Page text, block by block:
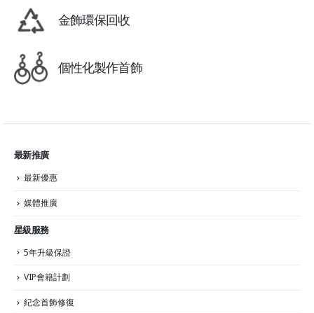
金飾環保回收
個性化製作首飾
最新推廣
最新優惠
媒體推廣
星級服務
5年升級保證
VIP會籍計劃
紀念首飾修復